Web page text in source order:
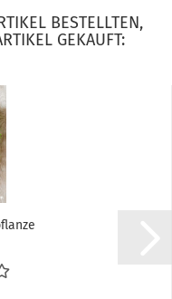
BESTELLTEN,
GEKAUFT: